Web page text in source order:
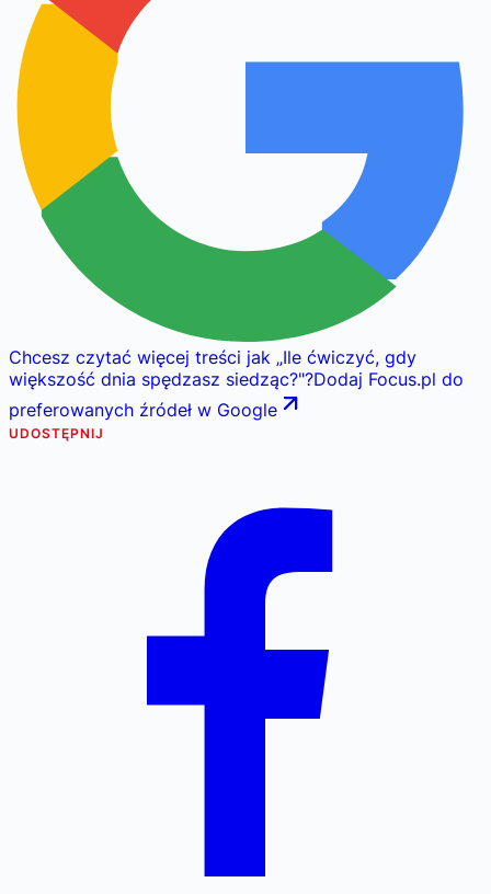
Chcesz czytać więcej treści jak „Ile ćwiczyć, gdy
większość dnia spędzasz siedząc?"?Dodaj Focus.pl do
preferowanych źródeł w Google
UDOSTĘPNIJ